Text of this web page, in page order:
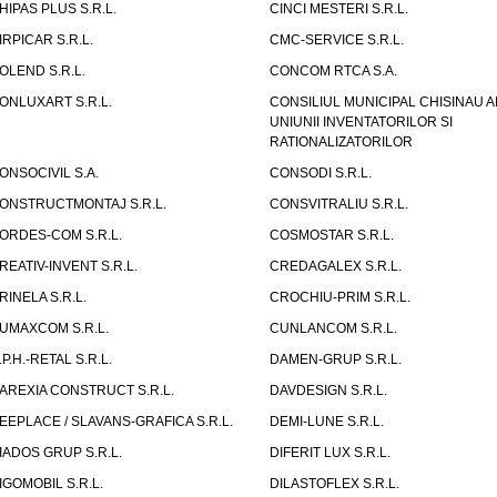
PLUS S.R.L.
CINCI MESTERI S.R.L.
S.R.L.
CMC-SERVICE S.R.L.
S.R.L.
CONCOM RTCA S.A.
S.R.L.
CONSILIUL MUNICIPAL CHISINAU
UNIUNII INVENTATORILOR SI
RATIONALIZATORILOR
S.A.
CONSODI S.R.L.
S.R.L.
CONSVITRALIU S.R.L.
COM S.R.L.
COSMOSTAR S.R.L.
INVENT S.R.L.
CREDAGALEX S.R.L.
S.R.L.
CROCHIU-PRIM S.R.L.
S.R.L.
CUNLANCOM S.R.L.
RETAL S.R.L.
DAMEN-GRUP S.R.L.
CONSTRUCT S.R.L.
DAVDESIGN S.R.L.
/ SLAVANS-GRAFICA S.R.L.
DEMI-LUNE S.R.L.
GRUP S.R.L.
DIFERIT LUX S.R.L.
S.R.L.
DILASTOFLEX S.R.L.